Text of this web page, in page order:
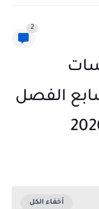
2
الفصل